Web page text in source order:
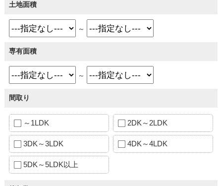
土地面積
～
専有面積
～
間取り
～1LDK 2DK～2LDK
3DK～3LDK 4DK～4LDK
5DK～5LDK以上